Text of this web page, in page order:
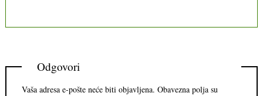
Odgovori
Vaša adresa e-pošte neće biti objavljena. Obavezna polja su